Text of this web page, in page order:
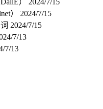
） 2024/7/15
2024/7/15
7/13
7/13